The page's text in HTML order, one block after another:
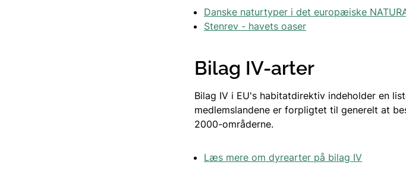
Danske naturtyper i det europæiske
Stenrev - havets oaser
Bilag IV-arter
Bilag IV i EU's habitatdirektiv indeholder en
medlemslandene er forpligtet til generelt at
2000-områderne.
Læs mere om dyrearter på bilag IV